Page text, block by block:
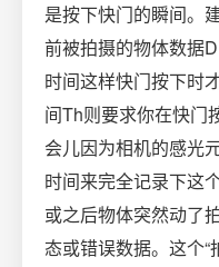
是按下快门的瞬间。
前被拍摄的物体数据
时间这样快门按下时
间Th则要求你在快门
会儿因为相机的感光
时间来完全记录下这
或之后物体突然动了
态或错误数据。这个